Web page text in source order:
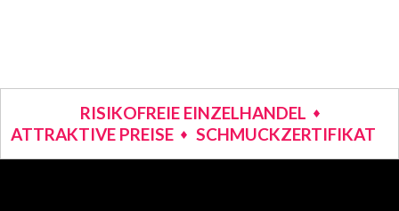
RISIKOFREIE EINZELHANDEL
ATTRAKTIVE PREISE
SCHMUCKZERTIFIKAT